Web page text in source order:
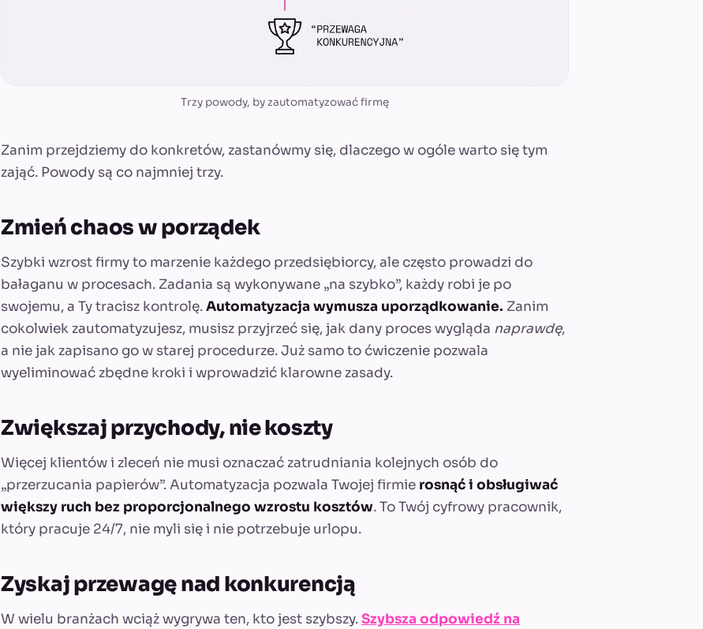
Trzy powody, by zautomatyzować firmę
Zanim przejdziemy do konkretów, zastanówmy się, dlaczego w ogóle warto się tym
zająć. Powody są co najmniej trzy.
Zmień chaos w porządek
Szybki wzrost firmy to marzenie każdego przedsiębiorcy, ale często prowadzi do
bałaganu w procesach. Zadania są wykonywane „na szybko”, każdy robi je po
swojemu, a Ty tracisz kontrolę.Automatyzacja wymusza uporządkowanie. Zanim
cokolwiek zautomatyzujesz, musisz przyjrzeć się, jak dany proces wygląda naprawdę,
a nie jak zapisano go w starej procedurze. Już samo to ćwiczenie pozwala
wyeliminować zbędne kroki i wprowadzić klarowne zasady.
Zwiększaj przychody, nie koszty
Więcej klientów i zleceń nie musi oznaczać zatrudniania kolejnych osób do
„przerzucania papierów”. Automatyzacja pozwala Twojej firmie rosnąć i obsługiwać
większy ruch bez proporcjonalnego wzrostu kosztów. To Twój cyfrowy pracownik,
który pracuje 24/7, nie myli się i nie potrzebuje urlopu.
Zyskaj przewagę nad konkurencją
W wielu branżach wciąż wygrywa ten, kto jest szybszy.Szybsza odpowiedź na